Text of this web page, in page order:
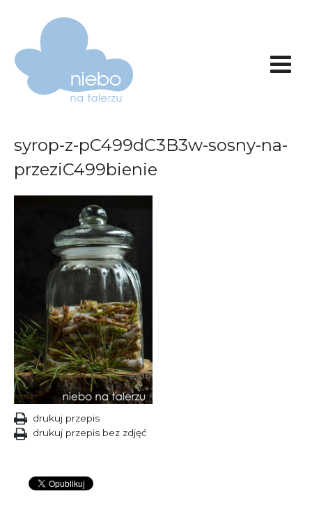
syrop-z-pC499dC3B3w-sosny-na-
przeziC499bienie
drukuj przepis
drukuj przepis bez zdjęć